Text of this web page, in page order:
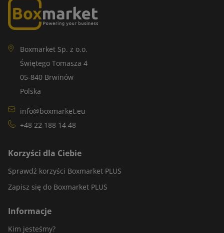
Boxmarket Sp. z o.o.
Świętego Tomasza 4
05-840 Brwinów
Polska
info@boxmarket.eu
+48 22 188 14 48
Korzyści dla Ciebie
Sprawdź korzyści Boxmarket PLUS
Zapisz się do Boxmarket PLUS
Informacje
Kim jesteśmy?